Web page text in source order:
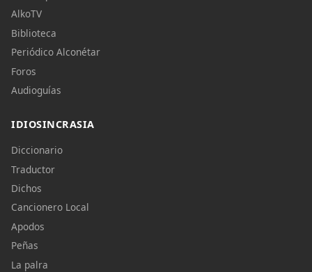
AlkoTV
Biblioteca
Periódico Alconétar
Foros
Audioguías
IDIOSINCRASIA
Diccionario
Traductor
Dichos
Cancionero Local
Apodos
Peñas
La palra